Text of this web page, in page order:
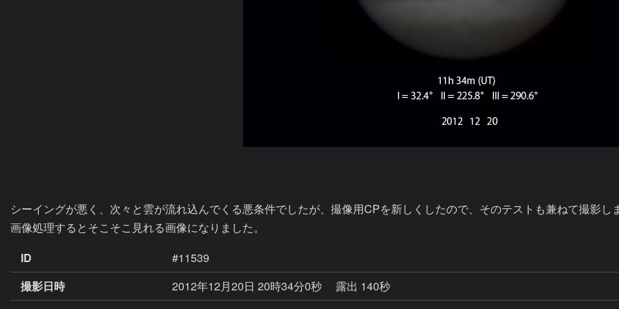
シーイングが悪く、次々と雲が流れ込んでくる悪条件でしたが、撮像用CPを新しくしたので、そのテストも兼ねて撮影し
画像処理するとそこそこ見れる画像になりました。
ID
#11539
撮影日時
2012年12月20日 20時34分0秒
露出 140秒